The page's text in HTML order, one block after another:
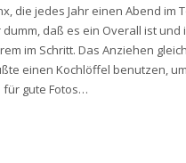
die jedes Jahr einen Abend im
daß es ein Overall ist
im Schritt. Das Anziehen
einen Kochlöffel benutzen,
für gute Fotos…